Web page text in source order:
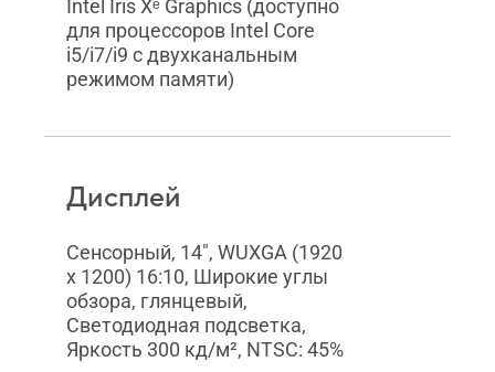
Intel Iris Xᵉ Graphics (доступно
для процессоров Intel Core
i5/i7/i9 с двухканальным
режимом памяти)
Дисплей
Сенсорный, 14", WUXGA (1920
x 1200) 16:10, Широкие углы
обзора, глянцевый,
Светодиодная подсветка,
Яркость 300 кд/м², NTSC: 45%